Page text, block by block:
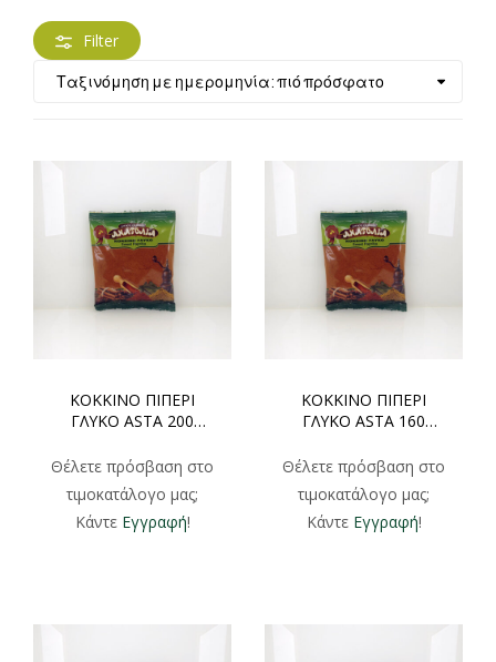
Filter
ΚΟΚΚΙΝΟ ΠΙΠΕΡΙ
ΓΛΥΚΟ ASTA 200
Θέλετε πρόσβαση στο
τιμοκατάλογο μας;
Κάντε Εγγραφή!
ΚΟΚΚΙΝΟ ΠΙΠΕΡΙ
ΓΛΥΚΟ ASTA 160
Θέλετε πρόσβαση στο
τιμοκατάλογο μας;
Κάντε Εγγραφή!